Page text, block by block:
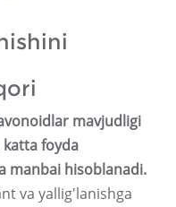
mavjudligi
foyda
manbai hisoblanadi.
va yallig'lanishga